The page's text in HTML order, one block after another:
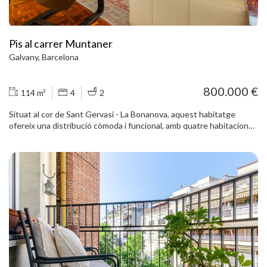
Pis al carrer Muntaner
Galvany, Barcelona
114 m² 4 2 800.000 €
Situat al cor de Sant Gervasi - La Bonanova, aquest habitatge
ofereix una distribució còmoda i funcional, amb quatre habitacions i
En entrar, un ampli rebedor amb armaris encastats dona la
benvinguda a l'habitatge. Des d'aquí s'accedeix al saló-menjador, un
espai molt agradable gràcies als sostres alts, la llar de foc i la llum
natural que rep de la façana principal. La cuina, oberta al saló, ha
estat reformada recentment i està equipada amb electrodomèstics
integrats. A la zona de dia també hi trobem un lavabo de cortesia i
un pràctic altell sobre el passadís que ofereix espai addicional
d'emmagatzematge. La zona de nit està perfectament diferenciada.
El dormitori principal disposa d'un vestidor independent, que
antigament era una altra habitació i que es podria tornar a